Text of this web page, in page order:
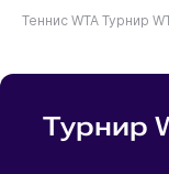
Теннис WTA Турнир
Турнир